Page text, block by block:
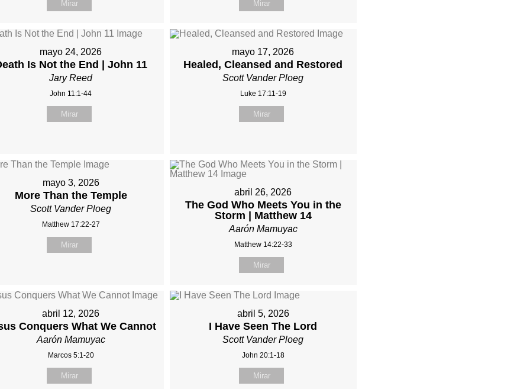
Mirar Mirar
mayo 24, 2026
Is Not the End | John 11
Jary Reed
John 11:1-44
Mirar
mayo 17, 2026
Healed, Cleansed and Restored
Scott Vander Ploeg
Luke 17:11-19
Mirar
mayo 3, 2026
More Than the Temple
Scott Vander Ploeg
Matthew 17:22-27
Mirar
abril 26, 2026
The God Who Meets You in the
Storm | Matthew 14
Aarón Mamuyac
Matthew 14:22-33
Mirar
abril 12, 2026
Conquers What We Cannot
Aarón Mamuyac
Marcos 5:1-20
Mirar
abril 5, 2026
I Have Seen The Lord
Scott Vander Ploeg
John 20:1-18
Mirar